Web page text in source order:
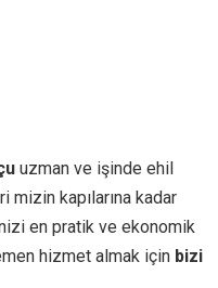
uzman ve işinde ehil
kapılarına kadar
en pratik ve ekonomik
hizmet almak için bizi